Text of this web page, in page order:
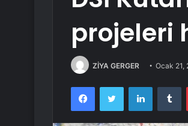
projeleri
ZİYA GERGER Ocak 21,
FacebookTwitter LinkedIn